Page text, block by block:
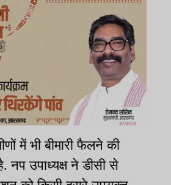
में भी बीमारी फैलने की
नप उपाध्यक्ष ने डीसी से